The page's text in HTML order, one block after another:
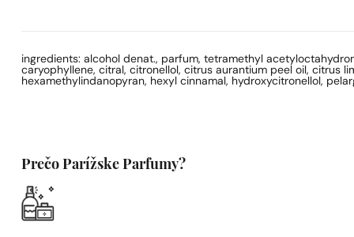
ingredients: alcohol denat., parfum, tetramethyl
caryophyllene, citral, citronellol, citrus aurantium peel oil, citrus
hexamethylindanopyran, hexyl cinnamal, hydroxycitronellol,
Prečo Parížske Parfumy?